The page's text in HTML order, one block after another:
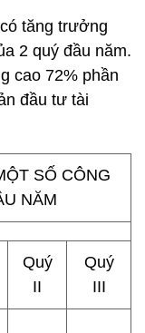
tăng trưởng
2 quý đầu năm.
cao 72% phần
đầu tư tài
SỐ CÔNG
NĂM
Quý
II
Quý
III